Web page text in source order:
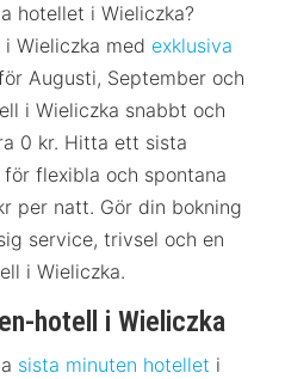
hotellet i Wieliczka?
Wieliczka med exklusiva
Augusti, September och
i Wieliczka snabbt och
0 kr. Hitta ett sista
flexibla och spontana
per natt. Gör din bokning
service, trivsel och en
i Wieliczka.
hotell i Wieliczka
sista minuten hotellet i